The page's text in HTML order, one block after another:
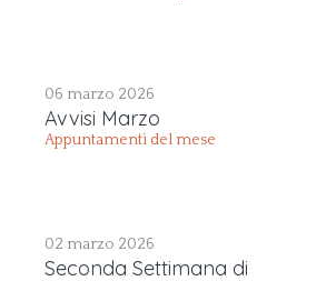
06 marzo 2026
Avvisi Marzo
Appuntamenti del mese
02 marzo 2026
Seconda Settimana di